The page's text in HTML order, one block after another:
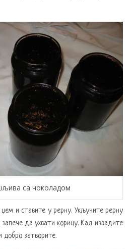
са чоколадом
џем и ставите у рерну. Укључите рерну
да ухвати корицу. Кад извадите
добро затворите.